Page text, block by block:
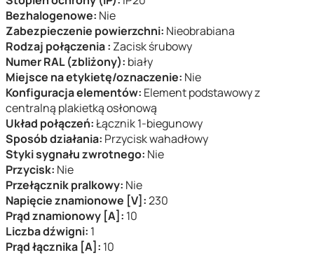
Bezhalogenowe: Nie
Zabezpieczenie powierzchni: Nieobrabiana
Rodzaj połączenia : Zacisk śrubowy
Numer RAL (zbliżony): biały
Miejsce na etykietę/oznaczenie: Nie
Konfiguracja elementów: Element podstawowy z
centralną plakietką osłonową
Układ połączeń:Łącznik 1-biegunowy
Sposób działania: Przycisk wahadłowy
Styki sygnału zwrotnego: Nie
Przycisk: Nie
Przełącznik pralkowy: Nie
Napięcie znamionowe [V]:230
Prąd znamionowy [A]: 10
Liczba dźwigni: 1
Prąd łącznika [A]: 10